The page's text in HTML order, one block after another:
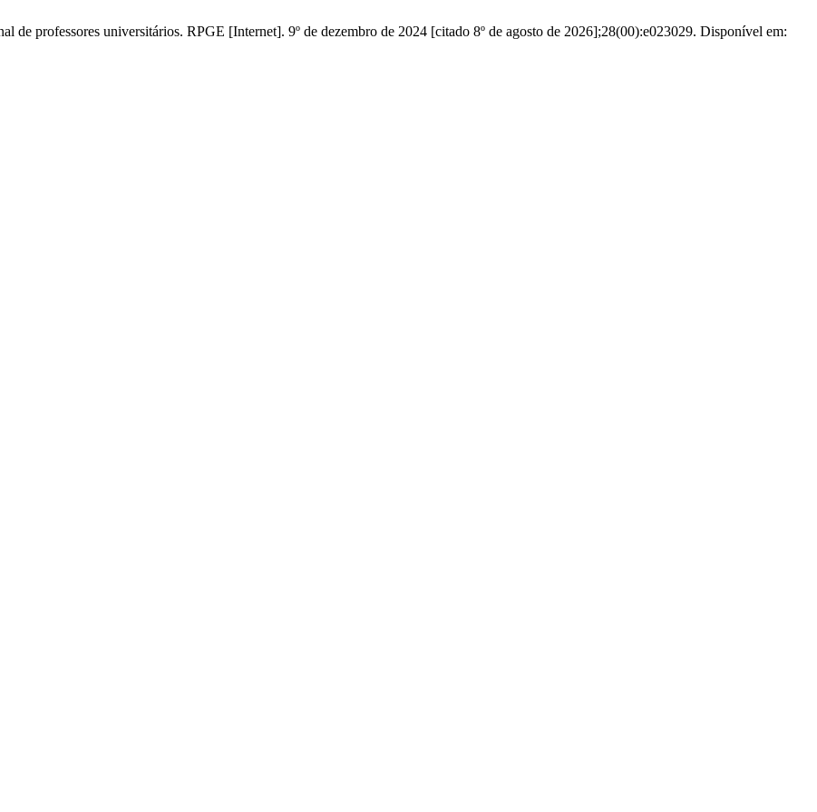
de professores universitários. RPGE [Internet]. 9º de dezembro de 2024 [citado 8º de agosto de 2026];28(00):e023029. Disponível em: